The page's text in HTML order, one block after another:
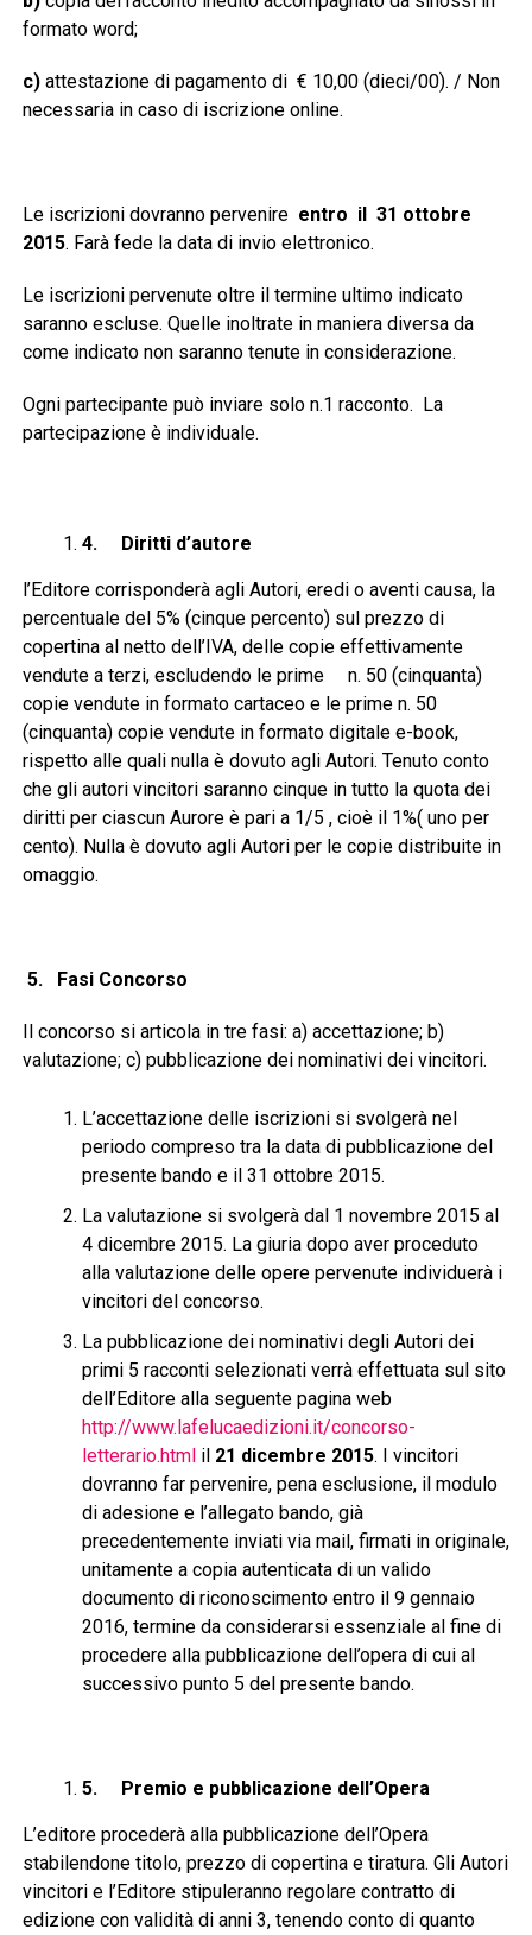
formato word;
c)attestazione di pagamento di € 10,00 (dieci/00). / Non
necessaria in caso di iscrizione online.
Le iscrizioni dovranno pervenire entro il 31 ottobre
2015. Farà fede la data di invio elettronico.
Le iscrizioni pervenute oltre il termine ultimo indicato
saranno escluse. Quelle inoltrate in maniera diversa da
come indicato non saranno tenute in considerazione.
Ogni partecipante può inviare solo n.1 racconto. La
partecipazione è individuale.
4. Diritti d’autore
l’Editore corrisponderà agli Autori, eredi o aventi causa, la
percentuale del 5% (cinque percento) sul prezzo di
copertina al netto dell’IVA, delle copie effettivamente
vendute a terzi, escludendo le prime n. 50 (cinquanta)
copie vendute in formato cartaceo e le prime n. 50
(cinquanta) copie vendute in formato digitale e-book,
rispetto alle quali nulla è dovuto agli Autori. Tenuto conto
che gli autori vincitori saranno cinque in tutto la quota dei
diritti per ciascun Aurore è pari a 1/5 , cioè il 1%( uno per
cento). Nulla è dovuto agli Autori per le copie distribuite in
omaggio.
5. Fasi Concorso
Il concorso si articola in tre fasi: a) accettazione; b)
valutazione; c) pubblicazione dei nominativi dei vincitori.
L’accettazione delle iscrizioni si svolgerà nel
periodo compreso tra la data di pubblicazione del
presente bando e il 31 ottobre 2015.
La valutazione si svolgerà dal 1 novembre 2015 al
4 dicembre 2015. La giuria dopo aver proceduto
alla valutazione delle opere pervenute individuerà i
vincitori del concorso.
La pubblicazione dei nominativi degli Autori dei
primi 5 racconti selezionati verrà effettuata sul sito
dell’Editore alla seguente pagina web
http://www.lafelucaedizioni.it/concorso-
letterario.html il 21 dicembre 2015. I vincitori
dovranno far pervenire, pena esclusione, il modulo
di adesione e l’allegato bando, già
precedentemente inviati via mail, firmati in originale,
unitamente a copia autenticata di un valido
documento di riconoscimento entro il 9 gennaio
2016, termine da considerarsi essenziale al fine di
procedere alla pubblicazione dell’opera di cui al
successivo punto 5 del presente bando.
5. Premio e pubblicazione dell’Opera
L’editore procederà alla pubblicazione dell’Opera
stabilendone titolo, prezzo di copertina e tiratura. Gli Autori
vincitori e l’Editore stipuleranno regolare contratto di
edizione con validità di anni 3, tenendo conto di quanto